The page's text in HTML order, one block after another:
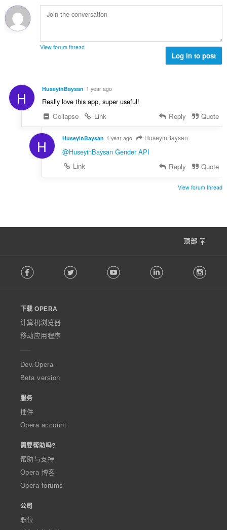
View forum thread
Log in to post
H HuseyinBaysan 1 year ago
Really love this app, super useful!
Collapse
Link Reply Quote
H HuseyinBaysan 1 year ago HuseyinBaysan
@HuseyinBaysan Gender API
Link
Reply Quote
View forum thread
顶部
o
w
O
p
e
a
Facebook Twitter Youtube LinkedIn
下载 OPERA
计算机浏览器
移动应用程序
Dev.Opera
Beta version
服务
插件
Opera account
需要帮助吗?
帮助与支持
Opera 博客
Opera forums
公司
职位